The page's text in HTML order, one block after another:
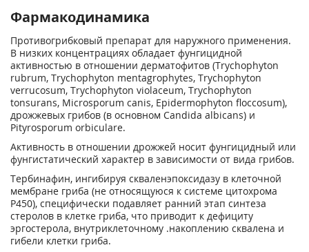
Фармакодинамика
Противогрибковый препарат для наружного применения.
В низких концентрациях обладает фунгицидной
активностью в отношении дерматофитов (Trychophyton
rubrum, Trychophyton mentagrophytes, Trychophyton
verrucosum, Trychophyton violaceum, Trychophyton
tonsurans, Microsporum canis, Epidermophyton floccosum),
дрожжевых грибов (в основном Candida albicans) и
Pityrosporum orbiculare.
Активность в отношении дрожжей носит фунгицидный или
фунгистатический характер в зависимости от вида грибов.
Тербинафин, ингибируя скваленэпоксидазу в клеточной
мембране гриба (не относящуюся к системе цитохрома
Р450), специфически подавляет ранний этап синтеза
стеролов в клетке гриба, что приводит к дефициту
эргостерола, внутриклеточному .накоплению сквалена и
гибели клетки гриба.